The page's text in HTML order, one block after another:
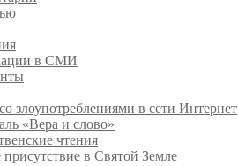
в СМИ
злоупотреблениями в сети Интернет
«Вера и слово»
чтения
присутствие в Святой Земле